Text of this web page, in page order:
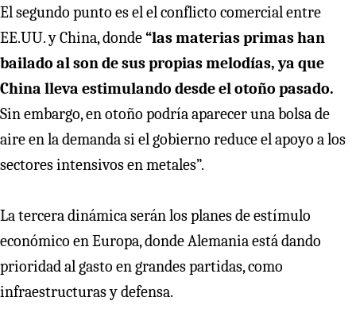
El segundo punto es el el conflicto comercial entre
EE.UU. y China, donde“las materias primas han
bailado al son de sus propias melodías, ya que
China lleva estimulando desde el otoño pasado.
Sin embargo, en otoño podría aparecer una bolsa de
aire en la demanda si el gobierno reduce el apoyo a los
sectores intensivos en metales”.
La tercera dinámica serán los planes de estímulo
económico en Europa, donde Alemania está dando
prioridad al gasto en grandes partidas, como
infraestructuras y defensa.